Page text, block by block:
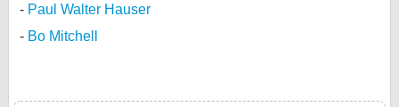
Paul Walter Hauser
Bo Mitchell